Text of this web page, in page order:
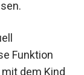
Funktion
dem Kind